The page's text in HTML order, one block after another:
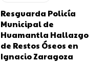
Resguarda Policía
Municipal de
Huamantla Hallazgo
de Restos Óseos en
Ignacio Zaragoza